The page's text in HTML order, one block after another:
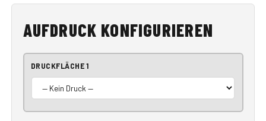
AUFDRUCK KONFIGURIEREN
DRUCKFLÄCHE 1